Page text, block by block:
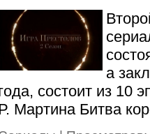
а
состоит из 10
Мартина Битва